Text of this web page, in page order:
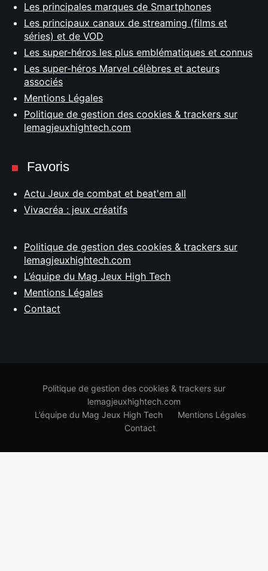
Les principales marques de Smartphones
Les principaux canaux de streaming (films et
séries) et de VOD
Les super-héros les plus emblématiques et connus
Les super-héros Marvel célèbres et acteurs
associés
Mentions Légales
Politique de gestion des cookies & trackers sur
lemagjeuxhightech.com
Favoris
Actu Jeux de combat et beat'em all
Vivacréa : jeux créatifs
Politique de gestion des cookies & trackers sur
lemagjeuxhightech.com
L’équipe du Mag Jeux High Tech
Mentions Légales
Contact
Politique de gestion des cookies & trackers sur
lemagjeuxhightech.com
L’équipe du Mag Jeux High Tech
Mentions Légales
Contact